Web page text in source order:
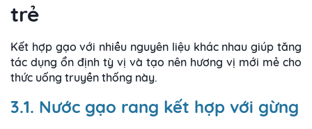
trẻ
Kết hợp gạo với nhiều nguyên liệu khác nhau giúp tăng
tác dụng ổn định tỳ vị và tạo nên hương vị mới mẻ cho
thức uống truyền thống này.
3.1. Nước gạo rang kết hợp với gừng